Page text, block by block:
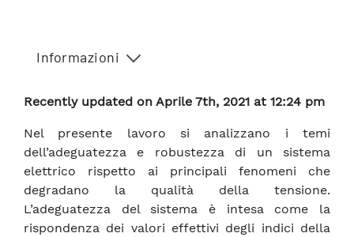
Informazioni
Recently updated on Aprile 7th, 2021 at 12:24 pm
Nel presente lavoro si analizzano i temi
dell’adeguatezza e robustezza di un sistema
elettrico rispetto ai principali fenomeni che
degradano la qualità della tensione.
L’adeguatezza del sistema è intesa come la
rispondenza dei valori effettivi degli indici della